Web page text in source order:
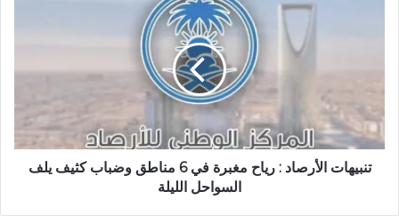
تنبيهات الأرصاد : رياح مغبرة في 6 مناطق وضباب كثيف يلف
السواحل الليلة